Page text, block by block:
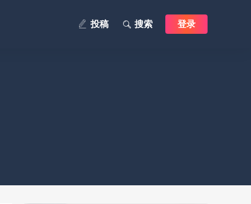
登录
搜索
投稿